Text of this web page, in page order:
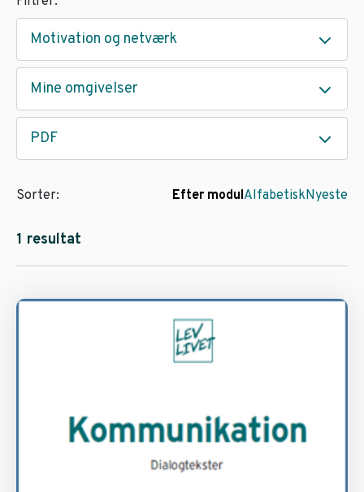
Motivation og netværk
Mine omgivelser
PDF
1 resultat
Sorter: Efter modulAlfabetiskNyeste